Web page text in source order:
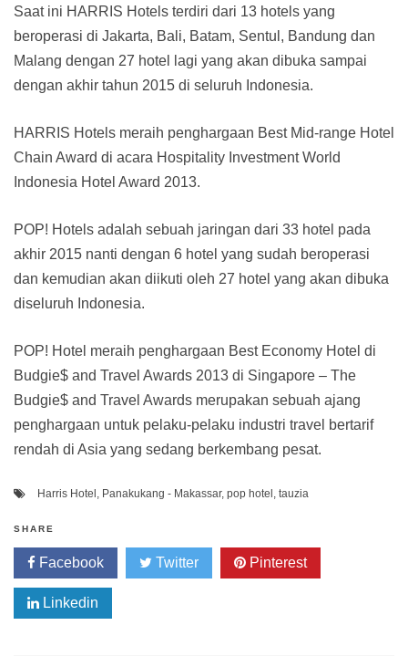
Saat ini HARRIS Hotels terdiri dari 13 hotels yang
beroperasi di Jakarta, Bali, Batam, Sentul, Bandung dan
Malang dengan 27 hotel lagi yang akan dibuka sampai
dengan akhir tahun 2015 di seluruh Indonesia.
HARRIS Hotels meraih penghargaan Best Mid-range Hotel
Chain Award di acara Hospitality Investment World
Indonesia Hotel Award 2013.
POP! Hotels adalah sebuah jaringan dari 33 hotel pada
akhir 2015 nanti dengan 6 hotel yang sudah beroperasi
dan kemudian akan diikuti oleh 27 hotel yang akan dibuka
diseluruh Indonesia.
POP! Hotel meraih penghargaan Best Economy Hotel di
Budgie$ and Travel Awards 2013 di Singapore – The
Budgie$ and Travel Awards merupakan sebuah ajang
penghargaan untuk pelaku-pelaku industri travel bertarif
rendah di Asia yang sedang berkembang pesat.
Harris Hotel , Panakukang - Makassar, pop hotel , tauzia
SHARE
Facebook Twitter Pinterest
Linkedin